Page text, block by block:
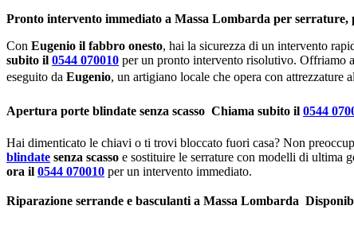
Pronto intervento immediato a Massa Lombarda per serrature,
Con Eugenio il fabbro onesto, hai la sicurezza di un intervento
subito il 0544 070010 per un pronto intervento risolutivo. Offriamo
eseguito da Eugenio, un artigiano locale che opera con attrezzature
Apertura porte blindate senza scasso  Chiama subito il 0544
Hai dimenticato le chiavi o ti trovi bloccato fuori casa? Non
blindate senza scasso e sostituire le serrature con modelli di ultima
ora il 0544 070010 per un intervento immediato.
Riparazione serrande e basculanti a Massa Lombarda 